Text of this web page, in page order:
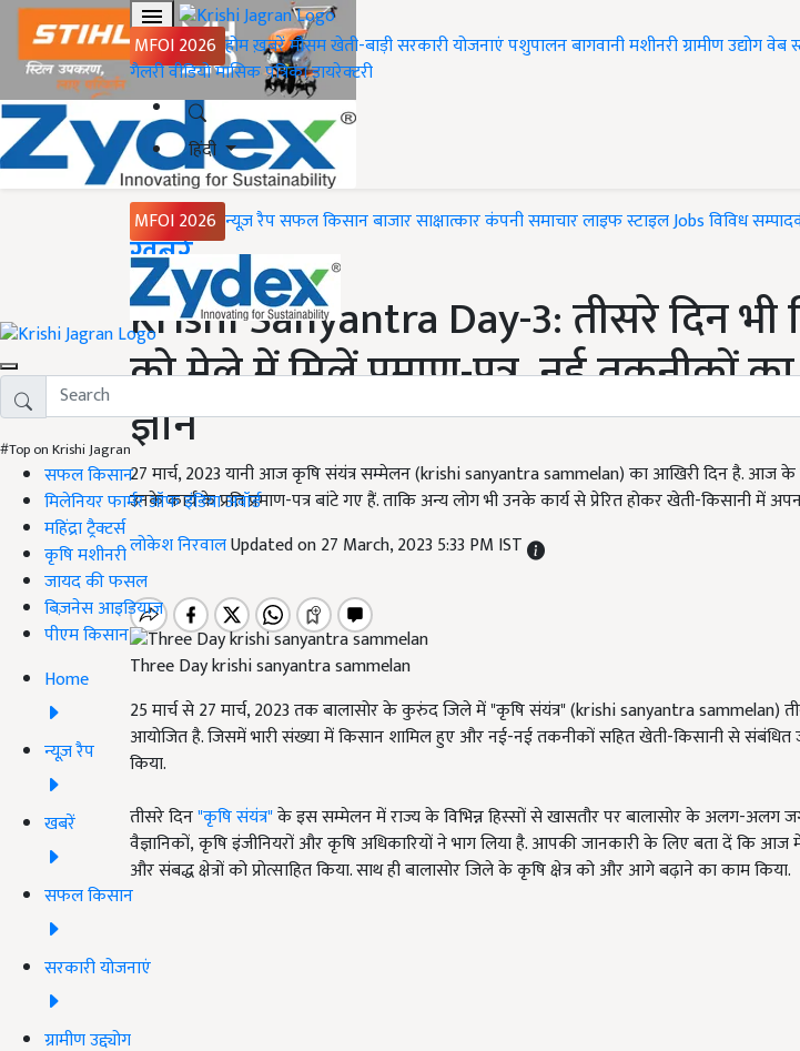
MFOI 2026 होमख़बरेंमौसमखेती-बाड़ीसरकारी योजनाएंपशुपालनबागवानीमशीनरीग्रामीण उद्योगवेब
गैलरीवीडियोमासिक पत्रिकाडायरेक्टरी
हिंदी
MFOI 2026 न्यूज़ रैपसफल किसानबाजारसाक्षात्कारकंपनी समाचारलाइफ स्टाइलJobsविविध
#Top on Krishi Jagran
सफल किसान
मिलेनियर फार्मर ऑफ इंडिया अवॉर्ड
महिंद्रा ट्रैक्टर्स
कृषि मशीनरी
जायद की फसल
बिज़नेस आइडियाज
पीएम किसान
Home
न्यूज़ रैप
खबरें
सफल किसान
सरकारी योजनाएं
ग्रामीण उद्द्योग
Home
ख़बरें
Krishi Sanyantra Day-3: तीसरे दिन भी
को मेले में मिलें प्रमाण-पत्र, नई तकनीकों
ज्ञान
27 मार्च, 2023 यानी आज कृषि संयंत्र सम्मेलन (krishi sanyantra sammelan) का आखिरी दिन है. आज के
उनके कार्य के प्रति प्रमाण-पत्र बांटे गए हैं. ताकि अन्य लोग भी उनके कार्य से प्रेरित होकर खेती-किसानी में
लोकेश निरवालUpdated on 27 March, 2023 5:33 PM IST
Three Day krishi sanyantra sammelan
25 मार्च से 27 मार्च, 2023 तक बालासोर के कुरुंद जिले में "कृषि संयंत्र" (krishi sanyantra sammelan)
आयोजित है. जिसमें भारी संख्या में किसान शामिल हुए और नई-नई तकनीकों सहित खेती-किसानी से संबंधित
किया.
तीसरे दिन"कृषि संयंत्र"के इस सम्मेलन में राज्य के विभिन्न हिस्सों से खासतौर पर बालासोर के अलग-अलग
वैज्ञानिकों, कृषि इंजीनियरों और कृषि अधिकारियों ने भाग लिया है. आपकी जानकारी के लिए बता दें कि
और संबद्ध क्षेत्रों को प्रोत्साहित किया. साथ ही बालासोर जिले के कृषि क्षेत्र को और आगे बढ़ाने का काम किया.